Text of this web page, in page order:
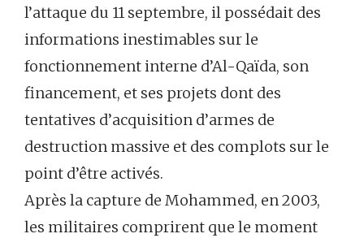
l’attaque du 11 septembre, il possédait des
informations inestimables sur le
fonctionnement interne d’Al-Qaïda, son
financement, et ses projets dont des
tentatives d’acquisition d’armes de
destruction massive et des complots sur le
point d’être activés.
Après la capture de Mohammed, en 2003,
les militaires comprirent que le moment